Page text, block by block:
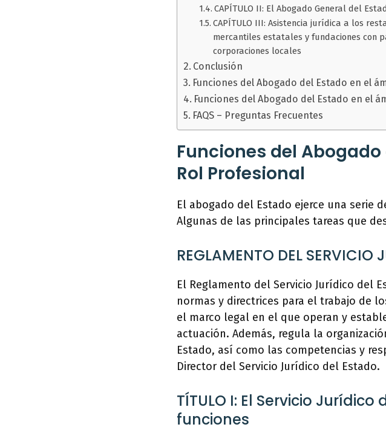
CAPÍTULO II: El Abogado General del
CAPÍTULO III: Asistencia jurídica a los
mercantiles estatales y fundaciones con
corporaciones locales
Conclusión
Funciones del Abogado del Estado en el
Funciones del Abogado del Estado en el
FAQS – Preguntas Frecuentes
Funciones del
Rol Profesional
El abogado del Estado ejerce una serie
Algunas de las principales tareas que
REGLAMENTO DEL SERVICIO
El Reglamento del Servicio Jurídico del
normas y directrices para el trabajo de
el marco legal en el que operan y
actuación. Además, regula la
Estado, así como las competencias y
Director del Servicio Jurídico del Estado.
TÍTULO I: El Servicio
funciones